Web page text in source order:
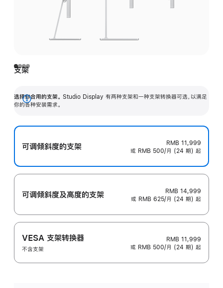
支架
选择你合用的支架。 Studio Display 有两种支架和一种支架转换器可选，以满足
你的各种安装需求。
展
可调倾斜度的支架
RMB 11,999
或 RMB 500/月 (24 期) 起
可调倾斜度及高‍度的支‍架
RMB 14,999
或 RMB 625/月 (24 期) 起
VESA 支架转换器
不含支架
RMB 11,999
或 RMB 500/月 (24 期) 起